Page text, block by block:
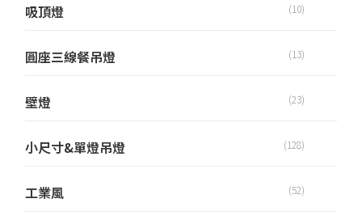
吸頂燈 (10)
圓座三線餐吊燈 (13)
壁燈 (23)
小尺寸&單燈吊燈 (128)
工業風 (52)